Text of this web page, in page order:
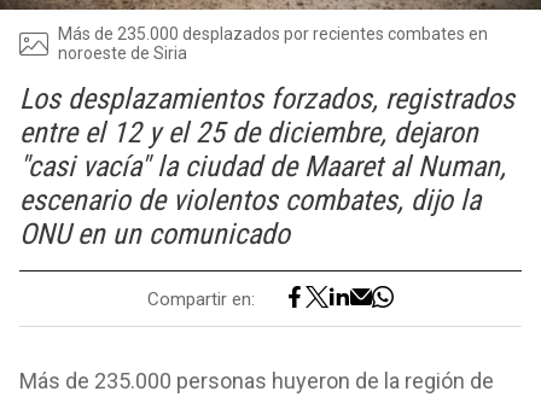
Más de 235.000 desplazados por recientes combates en
noroeste de Siria
Los desplazamientos forzados, registrados
entre el 12 y el 25 de diciembre, dejaron
"casi vacía" la ciudad de Maaret al Numan,
escenario de violentos combates, dijo la
ONU en un comunicado
Compartir en:
Más de 235.000 personas huyeron de la región de